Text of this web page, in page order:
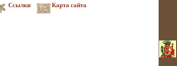
Ссылки Карта сайта